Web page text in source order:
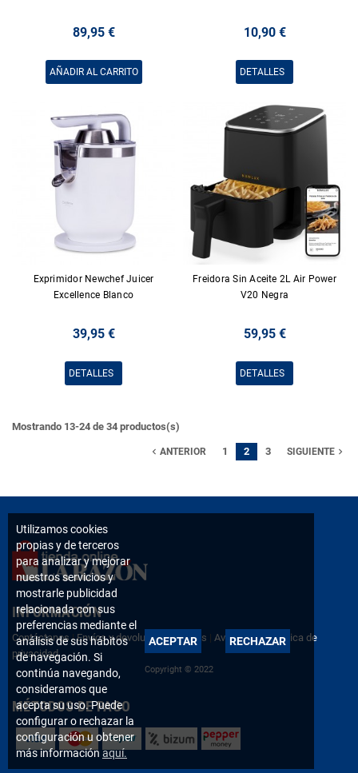
89,95 €
AÑADIR AL CARRITO
10,90 €
DETALLES
Exprimidor Newchef Juicer
Excellence Blanco
39,95 €
DETALLES
Freidora Sin Aceite 2L Air Power
V20 Negra
59,95 €
DETALLES
Mostrando 13-24 de 34 productos(s)
navigate_before ANTERIOR 1 2 3 SIGUIENTE navigate_next
INFORMACIÓN
Contáctanos |Envíos y devoluciones|FAQs | Aviso legal|Política de
privacidad
Copyright © 2022
MÉTODOS DE PAGO
Utilizamos cookies
propias y de terceros
para analizar y mejorar
nuestros servicios y
mostrarle publicidad
relacionada con sus
preferencias mediante el
análisis de sus hábitos
de navegación. Si
continúa navegando,
consideramos que
acepta su uso. Puede
configurar o rechazar la
configuración u obtener
más información aquí.
ACEPTAR RECHAZAR